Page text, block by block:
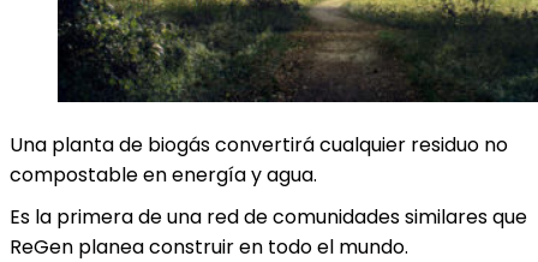
Una planta de biogás convertirá cualquier residuo no
compostable en energía y agua.
Es la primera de una red de comunidades similares que
ReGen planea construir en todo el mundo.